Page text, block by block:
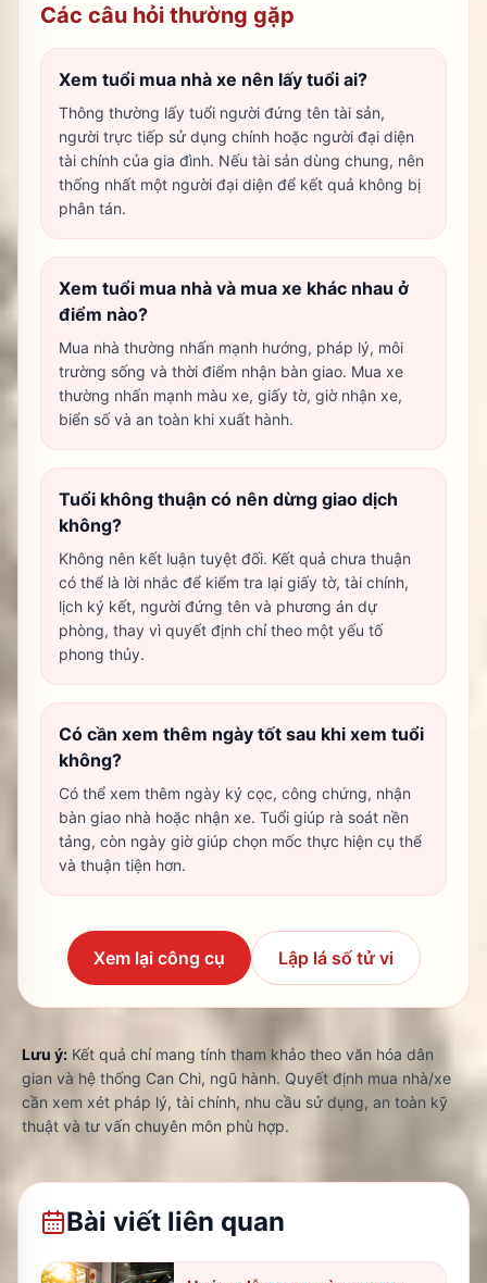
Các câu hỏi thường gặp
Xem tuổi mua nhà xe nên lấy tuổi ai?
Thông thường lấy tuổi người đứng tên tài sản,
người trực tiếp sử dụng chính hoặc người đại diện
tài chính của gia đình. Nếu tài sản dùng chung, nên
thống nhất một người đại diện để kết quả không bị
phân tán.
Xem tuổi mua nhà và mua xe khác nhau ở
điểm nào?
Mua nhà thường nhấn mạnh hướng, pháp lý, môi
trường sống và thời điểm nhận bàn giao. Mua xe
thường nhấn mạnh màu xe, giấy tờ, giờ nhận xe,
biển số và an toàn khi xuất hành.
Tuổi không thuận có nên dừng giao dịch
không?
Không nên kết luận tuyệt đối. Kết quả chưa thuận
có thể là lời nhắc để kiểm tra lại giấy tờ, tài chính,
lịch ký kết, người đứng tên và phương án dự
phòng, thay vì quyết định chỉ theo một yếu tố
phong thủy.
Có cần xem thêm ngày tốt sau khi xem tuổi
không?
Có thể xem thêm ngày ký cọc, công chứng, nhận
bàn giao nhà hoặc nhận xe. Tuổi giúp rà soát nền
tảng, còn ngày giờ giúp chọn mốc thực hiện cụ thể
và thuận tiện hơn.
Xem lại công cụ Lập lá số tử vi
Lưu ý: Kết quả chỉ mang tính tham khảo theo văn hóa dân
gian và hệ thống Can Chi, ngũ hành. Quyết định mua nhà/xe
cần xem xét pháp lý, tài chính, nhu cầu sử dụng, an toàn kỹ
thuật và tư vấn chuyên môn phù hợp.
Bài viết liên quan